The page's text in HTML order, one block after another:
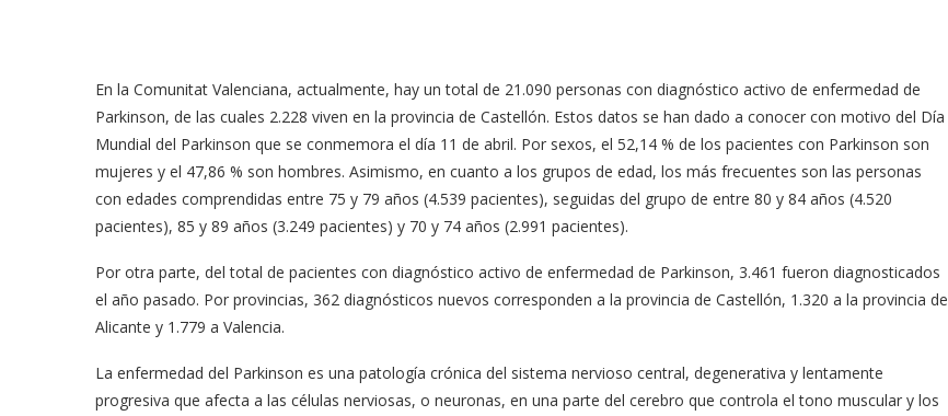
En la Comunitat Valenciana, actualmente, hay un total de 21.090 personas con diagnóstico activo de enfermedad de
Parkinson, de las cuales 2.228 viven en la provincia de Castellón. Estos datos se han dado a conocer con motivo del Día
Mundial del Parkinson que se conmemora el día 11 de abril. Por sexos, el 52,14 % de los pacientes con Parkinson son
mujeres y el 47,86 % son hombres. Asimismo, en cuanto a los grupos de edad, los más frecuentes son las personas
con edades comprendidas entre 75 y 79 años (4.539 pacientes), seguidas del grupo de entre 80 y 84 años (4.520
pacientes), 85 y 89 años (3.249 pacientes) y 70 y 74 años (2.991 pacientes).
Por otra parte, del total de pacientes con diagnóstico activo de enfermedad de Parkinson, 3.461 fueron diagnosticados
el año pasado. Por provincias, 362 diagnósticos nuevos corresponden a la provincia de Castellón, 1.320 a la provincia de
Alicante y 1.779 a Valencia.
La enfermedad del Parkinson es una patología crónica del sistema nervioso central, degenerativa y lentamente
progresiva que afecta a las células nerviosas, o neuronas, en una parte del cerebro que controla el tono muscular y los